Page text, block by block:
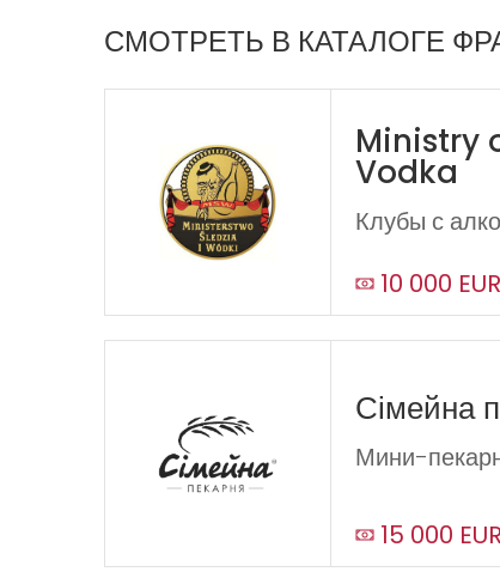
СМОТРЕТЬ В КАТАЛОГЕ
Ministry
Vodka
Клубы с
10 000 EUR
Сімейна
Мини-
15 000 EUR